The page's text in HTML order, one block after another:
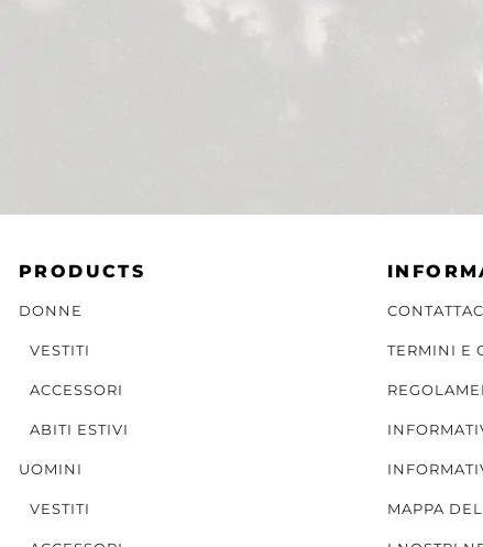
PRODUCTS
DONNE
VESTITI
ACCESSORI
ABITI ESTIVI
UOMINI
VESTITI
TERMINI E
MAPPA